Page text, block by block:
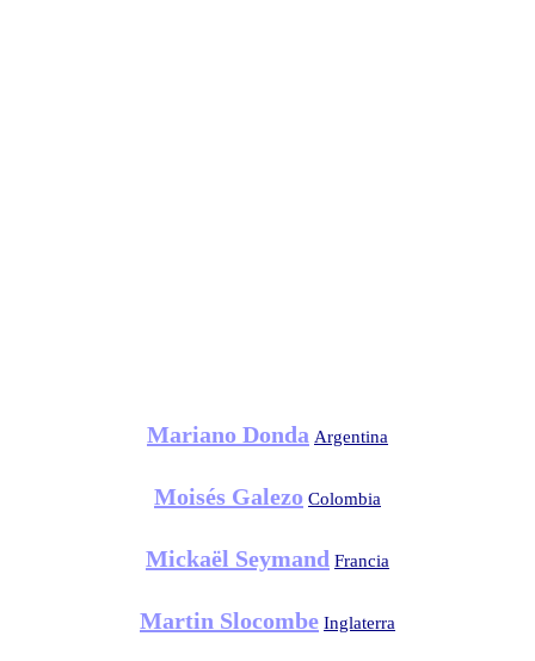
Mariano Donda Argentina
Moisés Galezo Colombia
Mickaël Seymand Francia
Martin Slocombe Inglaterra